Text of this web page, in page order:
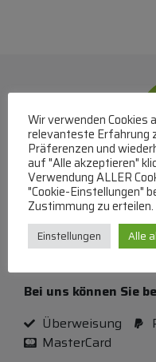
Mit WhatsApp
Bei uns können Sie
Überweisung
MasterCard
Wir verwenden Cookies
relevanteste Erfahrung
Präferenzen und
auf "Alle akzeptieren"
Verwendung ALLER
"Cookie-Einstellungen"
Zustimmung zu erteilen.
Einstellungen Alle